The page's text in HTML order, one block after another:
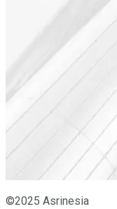
©2025 Asrinesia